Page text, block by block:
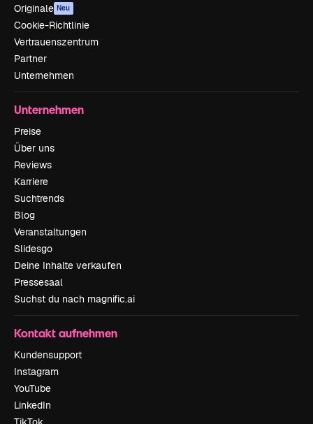
Originale Neu
Cookie-Richtlinie
Vertrauenszentrum
Partner
Unternehmen
Unternehmen
Preise
Über uns
Reviews
Karriere
Suchtrends
Blog
Veranstaltungen
Slidesgo
Deine Inhalte verkaufen
Pressesaal
Suchst du nach magnific.ai
Kontakt aufnehmen
Kundensupport
Instagram
YouTube
LinkedIn